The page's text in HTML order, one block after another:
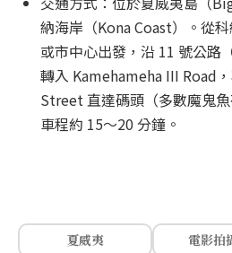
納海岸（Kona Coast）。從科
或市中心出發，沿 11 號公路
轉入 Kamehameha III Road
Street 直達碼頭（多數魔鬼魚
車程約 15～20 分鐘。
夏威夷
電影拍